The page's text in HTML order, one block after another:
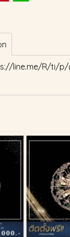
line.me/R/ti/p/